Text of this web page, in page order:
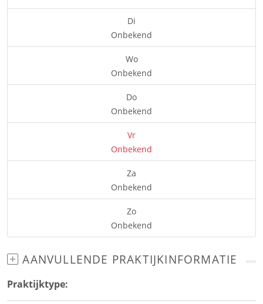
Di
Onbekend
Wo
Onbekend
Do
Onbekend
Vr
Onbekend
Za
Onbekend
Zo
Onbekend
AANVULLENDE PRAKTIJKINFORMATIE
Praktijktype: